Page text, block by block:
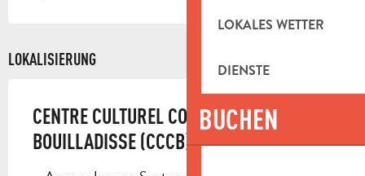
LOKALES WETTER
DIENSTE
BUCHEN
LOKALISIERUNG
CENTRE CULTUREL COMMUNAL DE LA
BOUILLADISSE (CCCB)